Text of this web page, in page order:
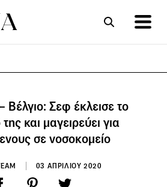
Βέλγιο: Σεφ έκλεισε το
της και μαγειρεύει για
σε νοσοκομείο
03 ΑΠΡΙΛΙΟΥ 2020